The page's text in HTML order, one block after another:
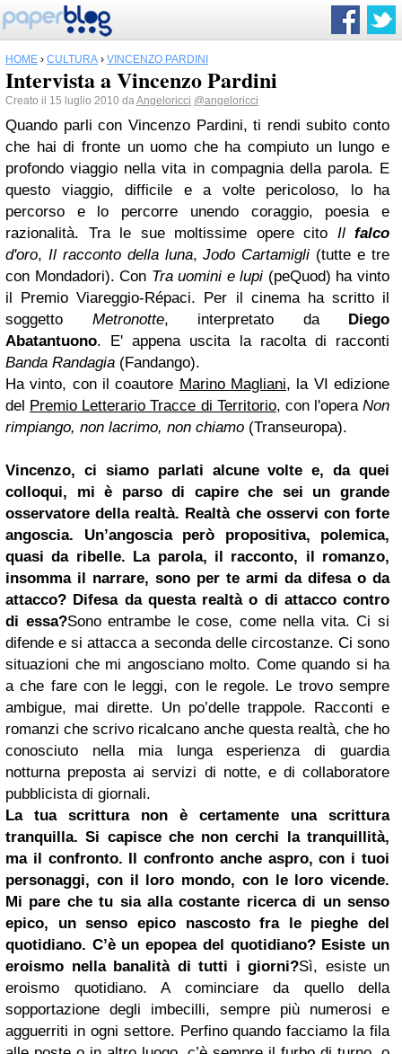
HOME › CULTURA › VINCENZO PARDINI
Intervista a Vincenzo Pardini
Creato il 15 luglio 2010 daAngeloricci @angeloricci
Quando parli con Vincenzo Pardini, ti rendi subito conto
che hai di fronte un uomo che ha compiuto un lungo e
profondo viaggio nella vita in compagnia della parola. E
questo viaggio, difficile e a volte pericoloso, lo ha
percorso e lo percorre unendo coraggio, poesia e
razionalità. Tra le sue moltissime opere cito Il falco
d'oro, Il racconto della luna,Jodo Cartamigli (tutte e tre
con Mondadori). Con Tra uomini e lupi (peQuod) ha vinto
il Premio Viareggio-Répaci. Per il cinema ha scritto il
soggetto Metronotte, interpretato da Diego
Abatantuono. E' appena uscita la racolta di racconti
Banda Randagia (Fandango).
Ha vinto, con il coautore Marino Magliani, la VI edizione
del Premio Letterario Tracce di Territorio, con l'opera Non
rimpiango, non lacrimo, non chiamo (Transeuropa).
Vincenzo, ci siamo parlati alcune volte e, da quei
colloqui, mi è parso di capire che sei un grande
osservatore della realtà. Realtà che osservi con forte
angoscia. Un’angoscia però propositiva, polemica,
quasi da ribelle. La parola, il racconto, il romanzo,
insomma il narrare, sono per te armi da difesa o da
attacco? Difesa da questa realtà o di attacco contro
di essa?Sono entrambe le cose, come nella vita. Ci si
difende e si attacca a seconda delle circostanze. Ci sono
situazioni che mi angosciano molto. Come quando si ha
a che fare con le leggi, con le regole. Le trovo sempre
ambigue, mai dirette. Un po’delle trappole. Racconti e
romanzi che scrivo ricalcano anche questa realtà, che ho
conosciuto nella mia lunga esperienza di guardia
notturna preposta ai servizi di notte, e di collaboratore
pubblicista di giornali.
La tua scrittura non è certamente una scrittura
tranquilla. Si capisce che non cerchi la tranquillità,
ma il confronto. Il confronto anche aspro, con i tuoi
personaggi, con il loro mondo, con le loro vicende.
Mi pare che tu sia alla costante ricerca di un senso
epico, un senso epico nascosto fra le pieghe del
quotidiano. C’è un epopea del quotidiano? Esiste un
eroismo nella banalità di tutti i giorni?Sì, esiste un
eroismo quotidiano. A cominciare da quello della
sopportazione degli imbecilli, sempre più numerosi e
agguerriti in ogni settore. Perfino quando facciamo la fila